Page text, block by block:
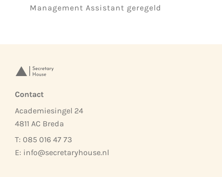
Management Assistant geregeld
Contact
Academiesingel 24
4811 AC Breda
T: 085 016 47 73
E: info@secretaryhouse.nl